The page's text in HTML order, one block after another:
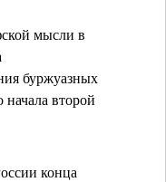
мысли в
буржуазных
второй
конца